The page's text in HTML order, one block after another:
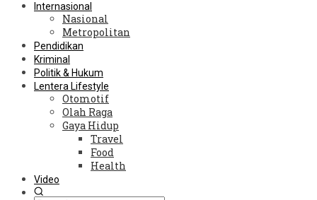
Internasional
Nasional
Metropolitan
Pendidikan
Kriminal
Politik & Hukum
Lentera Lifestyle
Otomotif
Olah Raga
Gaya Hidup
Travel
Food
Health
Video